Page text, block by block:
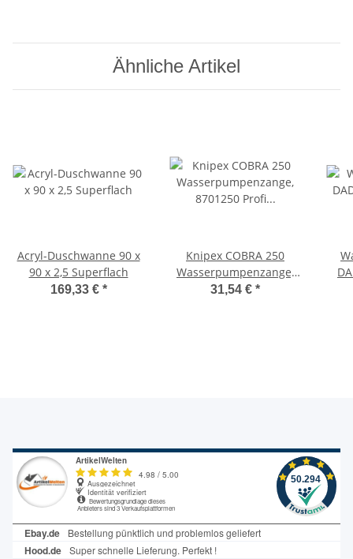
Ähnliche Artikel
Acryl-Duschwanne 90 x
90 x 2,5 Superflach
169,33 € *
Knipex COBRA 250
Wasserpumpenzange,
8701250 Profi Qualität
31,54 € *